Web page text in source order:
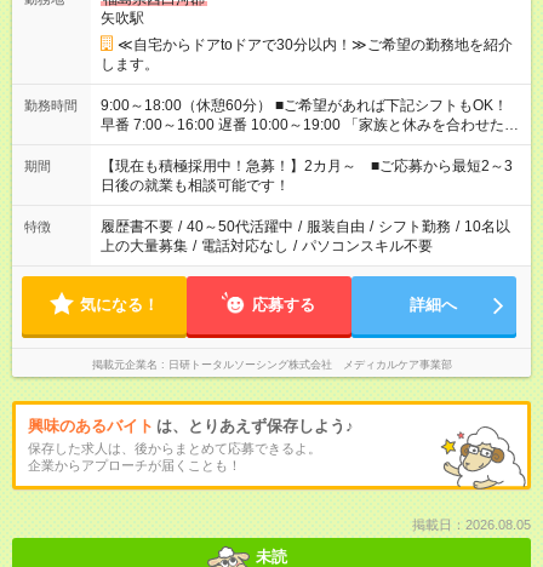
矢吹駅
≪自宅からドアtoドアで30分以内！≫ご希望の勤務地を紹介
します。
勤務時間
9:00～18:00（休憩60分） ■ご希望があれば下記シフトもOK！
早番 7:00～16:00 遅番 10:00～19:00 「家族と休みを合わせた
い」 「余裕を持って夕飯の準備がしたい」 「できれば残業はし
たくない」 など、ご希望を教えてくださいね。 ※Wワーク希望
の方へ 今ご覧のお仕事で希望する勤務時間と、もう1つのお仕事
の勤務時間。 合計で週40時間を超える場合は応募できません。
期間
【現在も積極採用中！急募！】2カ月～ ■ご応募から最短2～3
日後の就業も相談可能です！
特徴 履歴書不要 / 40～50代活躍中 / 服装自由 / シフト勤務 / 10名以
上の大量募集 / 電話対応なし / パソコンスキル不要
気になる！ 応募する 詳細へ
掲載元企業名 日研トータルソーシング株式会社 メディカルケア事業部
興味のあるバイト は、とりあえず保存しよう♪
保存した求人は、後からまとめて応募できるよ。
企業からアプローチが届くことも！
掲載日：2026.08.05
未読